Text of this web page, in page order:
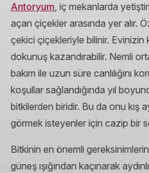
Antoryum, iç mekanlarda
açan çiçekler arasında yer alır.
çekici çiçekleriyle bilinir.
dokunuş kazandırabilir. Nemli
bakım ile uzun süre canlılığını
koşullar sağlandığında yıl
bitkilerden biridir. Bu da onu kış
görmek isteyenler için cazip bir
Bitkinin en önemli
güneş ışığından kaçınarak